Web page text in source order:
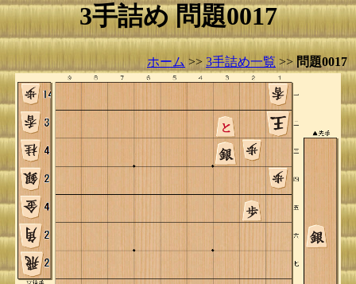
3手詰め 問題0017
ホーム >> 3手詰め一覧 >> 問題0017